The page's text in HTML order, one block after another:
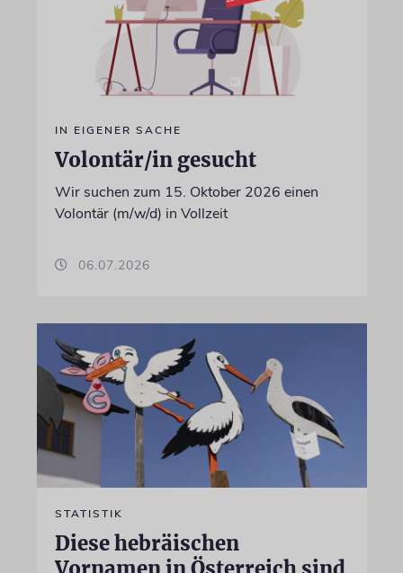
IN EIGENER SACHE
Volontär/in gesucht
Wir suchen zum 15. Oktober 2026 einen
Volontär (m/w/d) in Vollzeit
06.07.2026
STATISTIK
Diese hebräischen